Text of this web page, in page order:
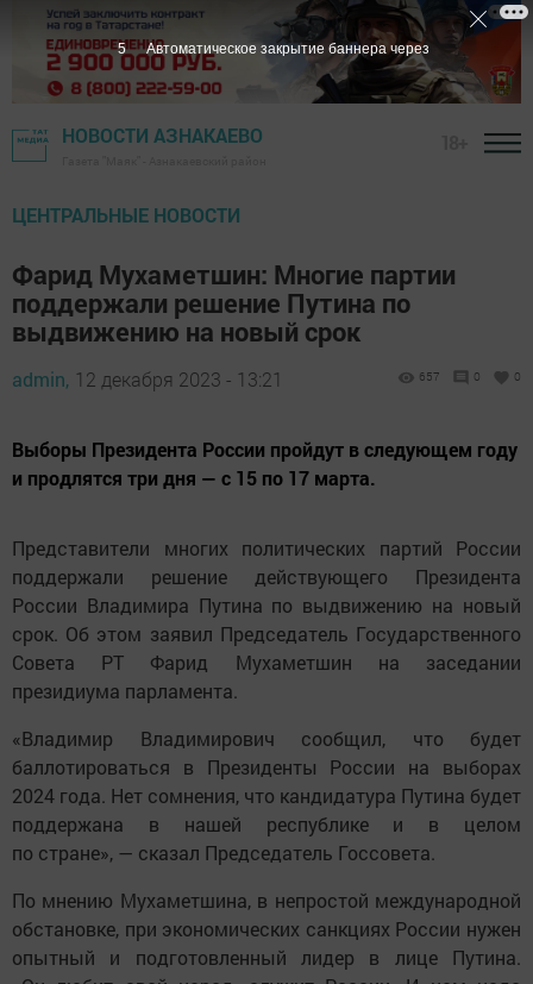
НОВОСТИ АЗНАКАЕВО
ЦЕНТРАЛЬНЫЕ НОВОСТИ
Фарид Мухаметшин: Многие партии
поддержали решение Путина по
выдвижению на новый срок
admin, 12 декабря 2023 - 13:21 657 0 0
Выборы Президента России пройдут в следующем году
и продлятся три дня — с 15 по 17 марта.
Представители многих политических партий России
поддержали решение действующего Президента
России Владимира Путина по выдвижению на новый
срок. Об этом заявил Председатель Государственного
Совета РТ Фарид Мухаметшин на заседании
президиума парламента.
«Владимир Владимирович сообщил, что будет
баллотироваться в Президенты России на выборах
2024 года. Нет сомнения, что кандидатура Путина будет
поддержана в нашей республике и в целом
по стране», — сказал Председатель Госсовета.
По мнению Мухаметшина, в непростой международной
обстановке, при экономических санкциях России нужен
опытный и подготовленный лидер в лице Путина.
4 Автоматическое закрытие баннера через